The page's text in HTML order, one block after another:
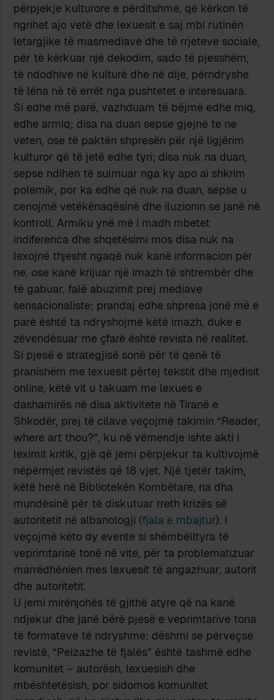
përpjekje kulturore e përditshme, që kërkon të
ngrihet ajo vetë dhe lexuesit e saj mbi rutinën
letargjike të masmediave dhe të rrjeteve sociale,
për të kërkuar një dekodim, sado të pjesshëm,
të ndodhive në kulturë dhe në dije, përndryshe
të lëna në të errët nga pushtetet e interesuara.
Si edhe më parë, vazhduam të bëjmë edhe miq,
edhe armiq; disa na duan sepse gjejnë te ne
veten, ose të paktën shpresën për një ligjërim
kulturor që të jetë edhe tyri; disa nuk na duan,
sepse ndihen të sulmuar nga ky apo ai shkrim
polemik, por ka edhe që nuk na duan, sepse u
cenojmë vetëkënaqësinë dhe iluzionin se janë në
kontroll. Armiku ynë më i madh mbetet
indiferenca dhe shqetësimi mos disa nuk na
lexojnë thjesht ngaqë nuk kanë informacion për
ne, ose kanë krijuar një imazh të shtrembër dhe
të gabuar, falë abuzimit prej mediave
sensacionaliste; prandaj edhe shpresa jonë më e
parë është ta ndryshojmë këtë imazh, duke e
zëvendësuar me çfarë është revista në realitet.
Si pjesë e strategjisë sonë për të qenë të
pranishëm me lexuesit përtej tekstit dhe mjedisit
online, këtë vit u takuam me lexues e
dashamirës në disa aktivitete në Tiranë e
Shkodër, prej të cilave veçojmë takimin “Reader,
where art thou?”, ku në vëmendje ishte akti i
leximit kritik, gjë që jemi përpjekur ta kultivojmë
nëpërmjet revistës që 18 vjet. Një tjetër takim,
këtë herë në Bibliotekën Kombëtare, na dha
mundësinë për të diskutuar rreth krizës së
autoritetit në albanologji (fjala e mbajtur). I
veçojmë këto dy evente si shëmbëlltyra të
veprimtarisë tonë në vite, për ta problematizuar
marrëdhënien mes lexuesit të angazhuar, autorit
dhe autoritetit.
U jemi mirënjohës të gjithë atyre që na kanë
ndjekur dhe janë bërë pjesë e veprimtarive tona
të formateve të ndryshme; dëshmi se përveçse
revistë, “Peizazhe të fjalës” është tashmë edhe
komunitet – autorësh, lexuesish dhe
mbështetësish, por sidomos komunitet